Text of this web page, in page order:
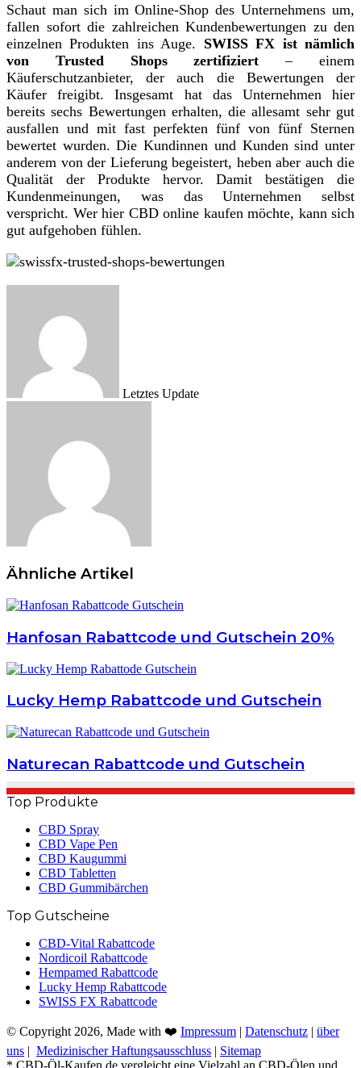
Schaut man sich im Online-Shop des Unternehmens um,
fallen sofort die zahlreichen Kundenbewertungen zu den
einzelnen Produkten ins Auge. SWISS FX ist nämlich
von Trusted Shops zertifiziert – einem
Käuferschutzanbieter, der auch die Bewertungen der
Käufer freigibt. Insgesamt hat das Unternehmen hier
bereits sechs Bewertungen erhalten, die allesamt sehr gut
ausfallen und mit fast perfekten fünf von fünf Sternen
bewertet wurden. Die Kundinnen und Kunden sind unter
anderem von der Lieferung begeistert, heben aber auch die
Qualität der Produkte hervor. Damit bestätigen die
Kundenmeinungen, was das Unternehmen selbst
verspricht. Wer hier CBD online kaufen möchte, kann sich
gut aufgehoben fühlen.
Letztes Update
Ähnliche Artikel
Hanfosan Rabattcode und Gutschein 20%
Lucky Hemp Rabattcode und Gutschein
Naturecan Rabattcode und Gutschein
Top Produkte
CBD Spray
CBD Vape Pen
CBD Kaugummi
CBD Tabletten
CBD Gummibärchen
Top Gutscheine
CBD-Vital Rabattcode
Nordicoil Rabattcode
Hempamed Rabattcode
Lucky Hemp Rabattcode
SWISS FX Rabattcode
© Copyright 2026, Made with ❤️ Impressum | Datenschutz | über
uns | Medizinischer Haftungsausschluss | Sitemap